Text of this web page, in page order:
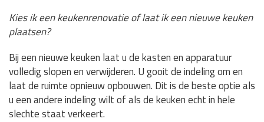
Kies ik een keukenrenovatie of laat ik een nieuwe keuken
plaatsen?
Bij een nieuwe keuken laat u de kasten en apparatuur
volledig slopen en verwijderen. U gooit de indeling om en
laat de ruimte opnieuw opbouwen. Dit is de beste optie als
u een andere indeling wilt of als de keuken echt in hele
slechte staat verkeert.